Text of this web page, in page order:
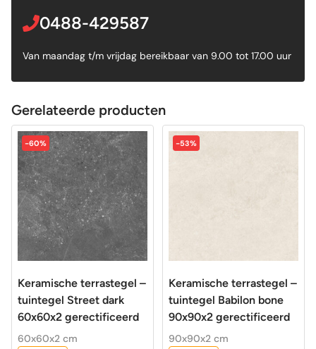
0488-429587
Van maandag t/m vrijdag bereikbaar van 9.00 tot 17.00 uur
Gerelateerde producten
-60%
Keramische terrastegel –
tuintegel Street dark
60x60x2 gerectificeerd
60x60x2 cm
-53%
Keramische terrastegel –
tuintegel Babilon bone
90x90x2 gerectificeerd
90x90x2 cm